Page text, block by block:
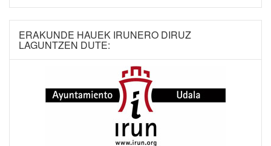
ERAKUNDE HAUEK IRUNERO DIRUZ
LAGUNTZEN DUTE: